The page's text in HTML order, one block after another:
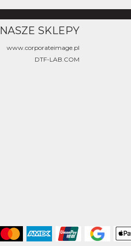
NASZE SKLEPY
www.corporateimage.pl
DTF-LAB.COM